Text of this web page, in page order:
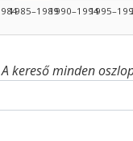
1985–19891990–1994
kereső minden